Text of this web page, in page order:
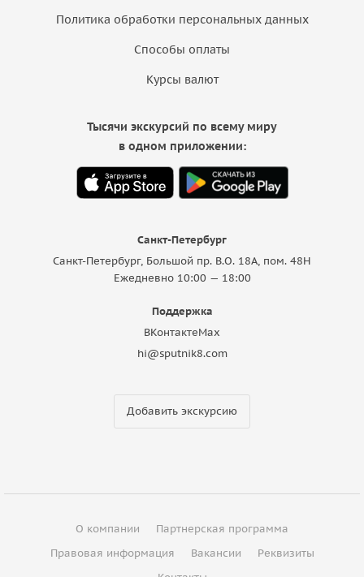
Политика обработки персональных данных
Способы оплаты
Курсы валют
Санкт-Петербург
Санкт-Петербург, Большой пр. В.О. 18A, пом. 48Н
Ежедневно 10:00 — 18:00
Поддержка
ВКонтактеMax
hi@sputnik8.com
Добавить экскурсию
Тысячи экскурсий по всему миру
в одном приложении:
О компании
Партнерская программа
Правовая информация
Вакансии
Реквизиты